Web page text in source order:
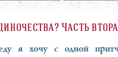
Часть
я хочу с одной